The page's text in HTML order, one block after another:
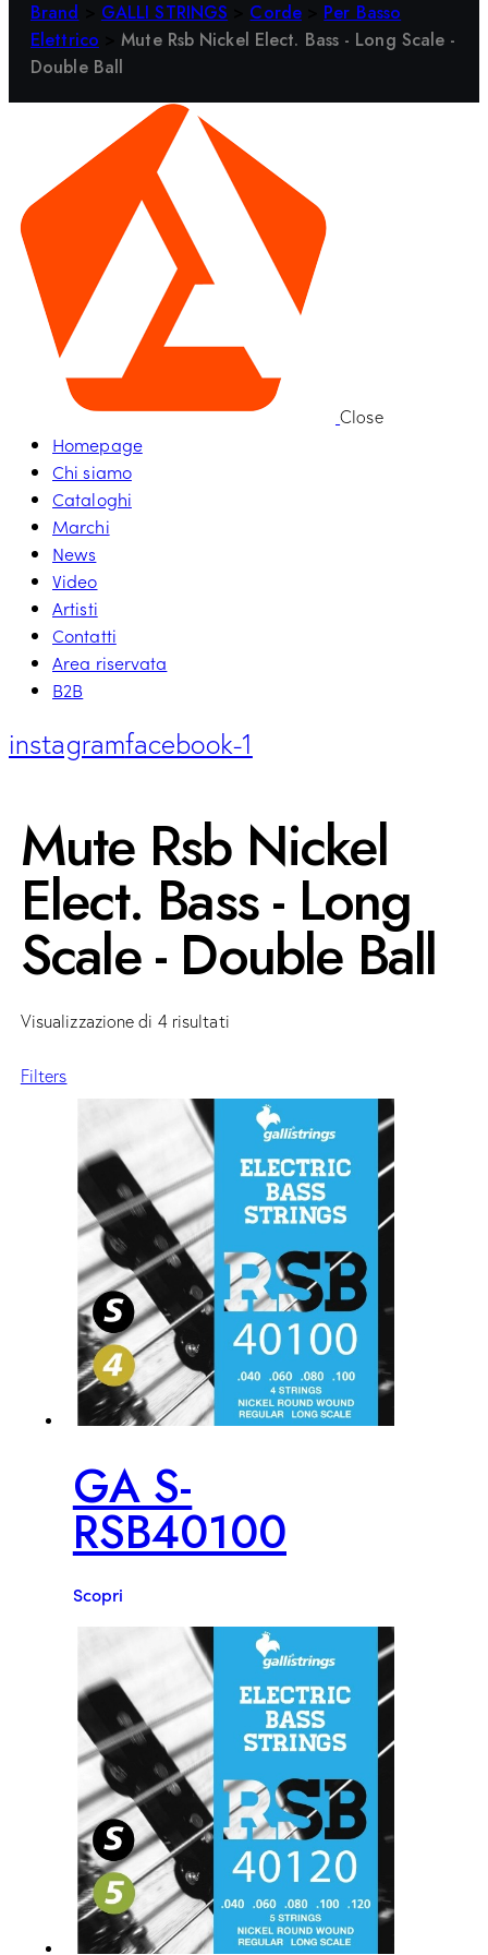
Brand GALLI STRINGS Corde
Per Basso
Elettrico
Mute Rsb Nickel Elect. Bass - Long Scale -
Double Ball
Close
Homepage
Chi siamo
Cataloghi
Marchi
News
Video
Artisti
Contatti
Area riservata
B2B
instagramfacebook-1
Mute Rsb Nickel
Elect. Bass - Long
Scale - Double Ball
Visualizzazione di 4 risultati
Filters
GA S-
RSB40100
Scopri